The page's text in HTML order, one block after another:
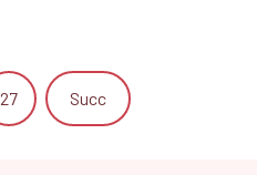
27 Succ